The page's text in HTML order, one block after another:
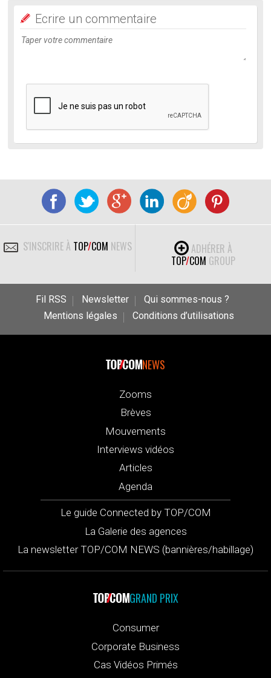
Ecrire un commentaire
S'INSCRIRE À TOP/COM NEWS
ADHÉRER À
TOP/COM GROUP
Fil RSS Newsletter
Qui sommes-nous ?
Mentions légales
Conditions d’utilisations
NEWS
Zooms
Brèves
Mouvements
Interviews vidéos
Articles
Agenda
Le guide Connected by TOP/COM
La Galerie des agences
La newsletter TOP/COM NEWS (bannières/habillage)
GRAND PRIX
Consumer
Corporate Business
Cas Vidéos Primés